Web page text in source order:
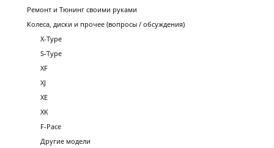
Ремонт и Тюнинг своими руками
Колеса, диски и прочее (вопросы / обсуждения)
X-Type
S-Type
XF
XJ
XE
XK
F-Pace
Другие модели